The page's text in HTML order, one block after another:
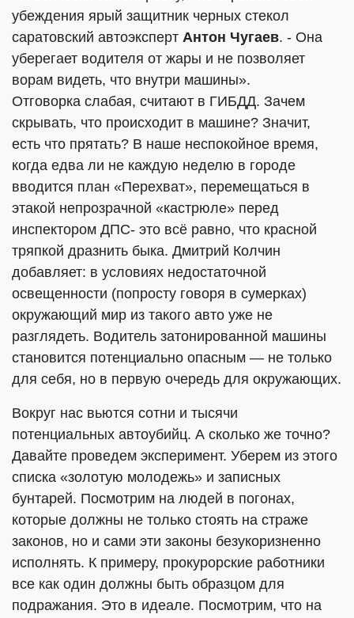
убеждения ярый защитник черных стекол
саратовский автоэксперт Антон Чугаев. - Она
уберегает водителя от жары и не позволяет
ворам видеть, что внутри машины».
Отговорка слабая, считают в ГИБДД. Зачем
скрывать, что происходит в машине? Значит,
есть что прятать? В наше неспокойное время,
когда едва ли не каждую неделю в городе
вводится план «Перехват», перемещаться в
этакой непрозрачной «кастрюле» перед
инспектором ДПС- это всё равно, что красной
тряпкой дразнить быка. Дмитрий Колчин
добавляет: в условиях недостаточной
освещенности (попросту говоря в сумерках)
окружающий мир из такого авто уже не
разглядеть. Водитель затонированной машины
становится потенциально опасным — не только
для себя, но в первую очередь для окружающих.
Вокруг нас вьются сотни и тысячи
потенциальных автоубийц. А сколько же точно?
Давайте проведем эксперимент. Уберем из этого
списка «золотую молодежь» и записных
бунтарей. Посмотрим на людей в погонах,
которые должны не только стоять на страже
законов, но и сами эти законы безукоризненно
исполнять. К примеру, прокурорские работники
все как один должны быть образцом для
подражания. Это в идеале. Посмотрим, что на